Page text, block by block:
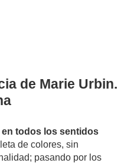
de Marie Urbin.
en todos los sentidos
de colores, sin
pasando por los